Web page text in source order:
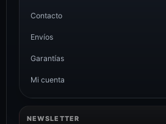
Contacto
Envíos
Garantías
Mi cuenta
NEWSLETTER